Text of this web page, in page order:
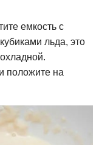
емкость с
льда, это
положите на